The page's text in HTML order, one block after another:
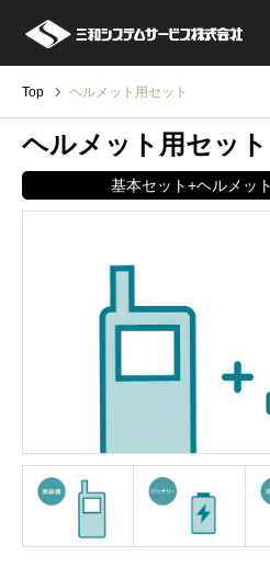
Top ヘルメット用セット
ヘルメット用セット
基本セット+ヘルメッ